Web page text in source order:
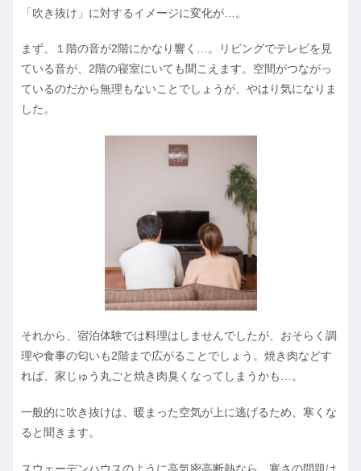
「吹き抜け」に対するイメージに変化が…。
まず、１階の音が2階にかなり響く…。リビングでテレビを見
ている音が、2階の寝室にいても聞こえます。空間がつながっ
ているのだから無理もないことでしょうが、やはり気になりま
した。
それから、宿泊体験では料理はしませんでしたが、おそらく調
理や食事の匂いも2階まで広がることでしょう。焼き肉などす
れば、家じゅう丸ごと焼き肉臭くなってしまうかも…。
一般的に吹き抜けは、暖まった空気が上に逃げるため、寒くな
ると聞きます。
スウェーデンハウスのように高気密高断熱なら、寒さの問題は